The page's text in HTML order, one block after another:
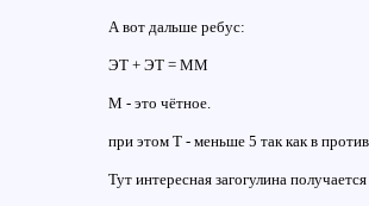
А вот дальше ребус:
ЭТ + ЭТ = ММ
М - это чётное.
при этом Т - меньше 5 так как в
Тут интересная загогулина получается